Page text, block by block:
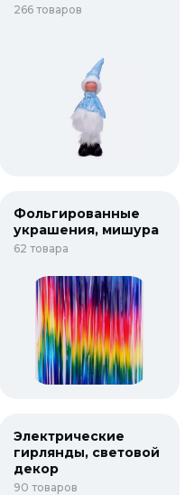
266 товаров
Фольгированные
украшения, мишура
62 товара
Электрические
гирлянды, световой
декор
90 товаров